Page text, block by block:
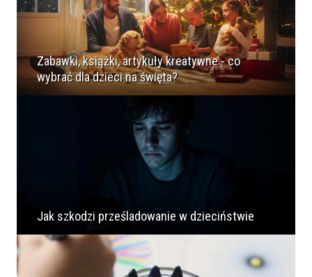
Zabawki, książki, artykuły kreatywne - co
wybrać dla dzieci na święta?
Jak szkodzi prześladowanie w dzieciństwie